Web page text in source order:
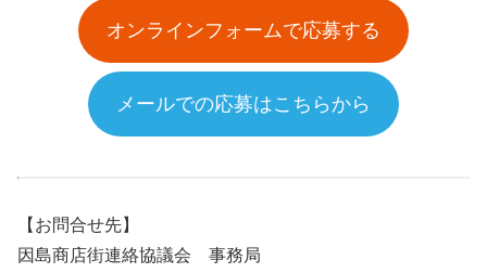
オンラインフォームで応募する
メールでの応募はこちらから
【お問合せ先】
因島商店街連絡協議会 事務局